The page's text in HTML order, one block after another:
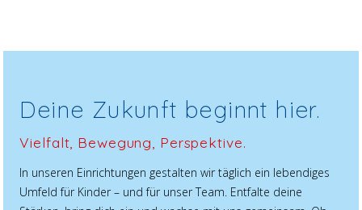
Deine Zukunft beginnt hier.
Vielfalt, Bewegung, Perspektive.
In unseren Einrichtungen gestalten wir täglich ein lebendiges
Umfeld für Kinder – und für unser Team. Entfalte deine